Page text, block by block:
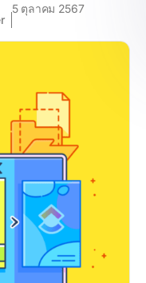
5 ตุลาคม 2567